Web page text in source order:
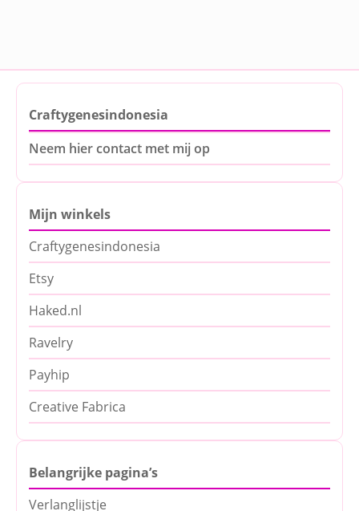
Craftygenesindonesia
Neem hier contact met mij op
Mijn winkels
Craftygenesindonesia
Etsy
Haked.nl
Ravelry
Payhip
Creative Fabrica
Belangrijke pagina’s
Verlanglijstje